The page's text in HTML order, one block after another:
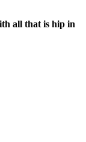
all that is hip in